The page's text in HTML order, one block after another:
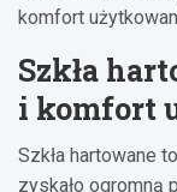
komfort
Szkła
i komfort
Szkła hartowane
zyskało ogromną